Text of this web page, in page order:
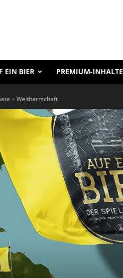
EIN BIER PREMIUM-INHALTE
Weltherrschaft